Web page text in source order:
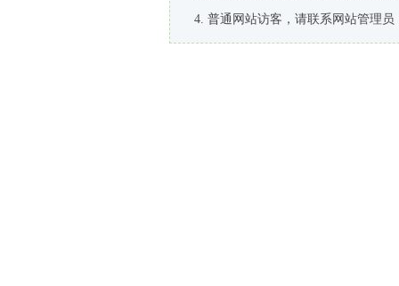
普通网站访客，请联系网站管理员